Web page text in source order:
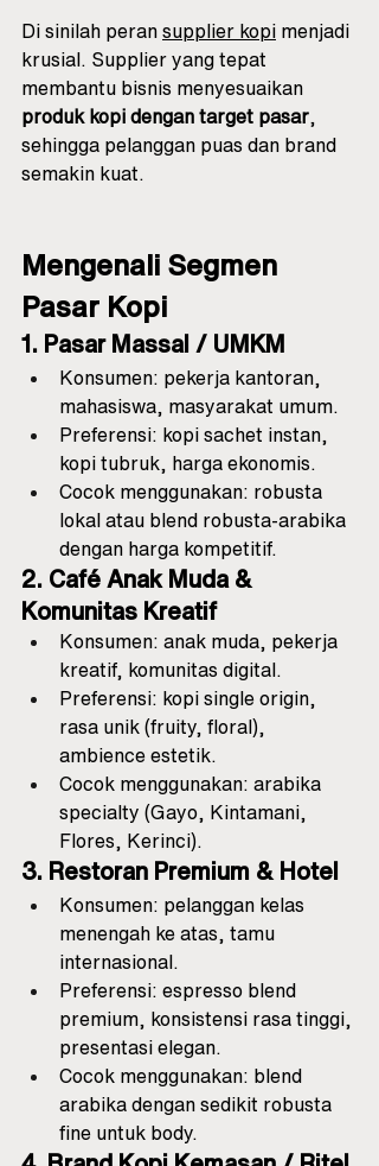
Di sinilah peran supplier kopi menjadi
krusial. Supplier yang tepat
membantu bisnis menyesuaikan
produk kopi dengan target pasar
sehingga pelanggan puas dan brand
semakin kuat.
Mengenali Segmen
Pasar Kopi
1. Pasar Massal / UMKM
Konsumen: pekerja kantoran,
mahasiswa, masyarakat umum.
Preferensi: kopi sachet instan,
kopi tubruk, harga ekonomis.
Cocok menggunakan: robusta
lokal atau blend robusta-arabika
dengan harga kompetitif.
2. Café Anak Muda &
Komunitas Kreatif
Konsumen: anak muda, pekerja
kreatif, komunitas digital.
Preferensi: kopi single origin,
rasa unik (fruity, floral),
ambience estetik.
Cocok menggunakan: arabika
specialty (Gayo, Kintamani,
Flores, Kerinci).
3. Restoran Premium & Hotel
Konsumen: pelanggan kelas
menengah ke atas, tamu
internasional.
Preferensi: espresso blend
premium, konsistensi rasa tinggi,
presentasi elegan.
Cocok menggunakan: blend
arabika dengan sedikit robusta
fine untuk body.